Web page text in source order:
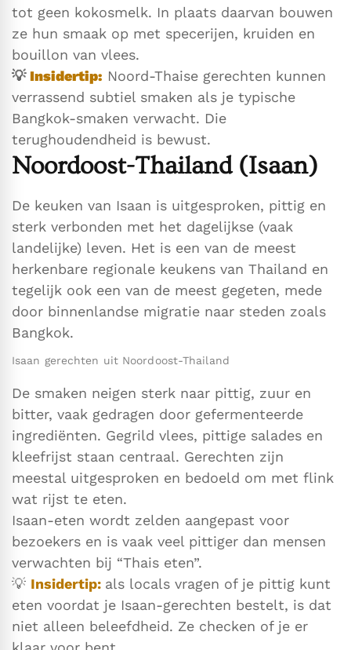
tot geen kokosmelk. In plaats daarvan bouwen
ze hun smaak op met specerijen, kruiden en
bouillon van vlees.
💡Insidertip: Noord-Thaise gerechten kunnen
verrassend subtiel smaken als je typische
Bangkok-smaken verwacht. Die
terughoudendheid is bewust.
Noordoost-Thailand (Isaan)
De keuken van Isaan is uitgesproken, pittig en
sterk verbonden met het dagelijkse (vaak
landelijke) leven. Het is een van de meest
herkenbare regionale keukens van Thailand en
tegelijk ook een van de meest gegeten, mede
door binnenlandse migratie naar steden zoals
Bangkok.
Isaan gerechten uit Noordoost-Thailand
De smaken neigen sterk naar pittig, zuur en
bitter, vaak gedragen door gefermenteerde
ingrediënten. Gegrild vlees, pittige salades en
kleefrijst staan centraal. Gerechten zijn
meestal uitgesproken en bedoeld om met flink
wat rijst te eten.
Isaan-eten wordt zelden aangepast voor
bezoekers en is vaak veel pittiger dan mensen
verwachten bij “Thais eten”.
💡 Insidertip: als locals vragen of je pittig kunt
eten voordat je Isaan-gerechten bestelt, is dat
niet alleen beleefdheid. Ze checken of je er